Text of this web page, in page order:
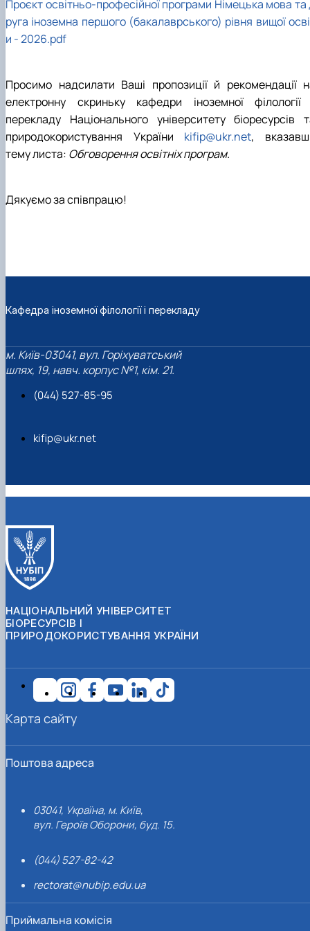
Проєкт освітньо-професійної програми Німецька мова та
руга іноземна першого (бакалаврського) рівня вищої
и - 2026.pdf
Просимо надсилати Ваші пропозиції й рекомендації
електронну скриньку кафедри іноземної філології
перекладу Національного університету біоресурсів
природокористування України kifip@ukr.net,
тему листа: Обговорення освітніх програм.
Дякуємо за співпрацю!
Кафедра іноземної філології і перекладу
м. Київ-03041, вул. Горіхуватський
шлях, 19, навч. корпус №1, кім. 21.
(044) 527-85-95
kifip@ukr.net
НАЦІОНАЛЬНИЙ УНІВЕРСИТЕТ
БІОРЕСУРСІВ І
ПРИРОДОКОРИСТУВАННЯ УКРАЇНИ
Поштова адреса
03041, Україна, м. Київ,
вул. Героїв Оборони, буд. 15.
(044) 527-82-42
rectorat@nubip.edu.ua
Приймальна комісія
Карта сайту